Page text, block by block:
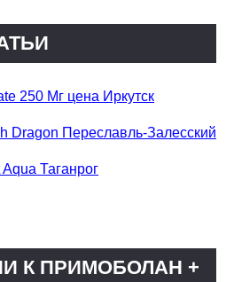
250 Мг цена Иркутск
Dragon Переславль-Залесский
Таганрог
К ПРИМОБОЛАН +